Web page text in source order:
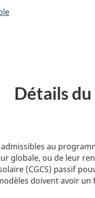
Détails
au
globale, ou de leur
(CGCS) passif
doivent avoir